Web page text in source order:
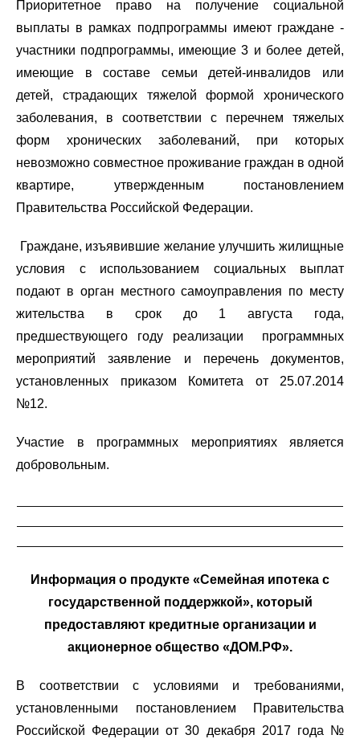
Приоритетное право на получение социальной
выплаты в рамках подпрограммы имеют граждане -
участники подпрограммы, имеющие 3 и более детей,
имеющие в составе семьи детей-инвалидов или
детей, страдающих тяжелой формой хронического
заболевания, в соответствии с перечнем тяжелых
форм хронических заболеваний, при которых
невозможно совместное проживание граждан в одной
квартире, утвержденным постановлением
Правительства Российской Федерации.
Граждане, изъявившие желание улучшить жилищные
условия с использованием социальных выплат
подают в орган местного самоуправления по месту
жительства в срок до 1 августа года,
предшествующего году реализации программных
мероприятий заявление и перечень документов,
установленных приказом Комитета от 25.07.2014
№12.
Участие в программных мероприятиях является
добровольным.
Информация о продукте «Семейная ипотека с
государственной поддержкой», который
предоставляют кредитные организации и
акционерное общество «ДОМ.РФ».
В соответствии с условиями и требованиями,
установленными постановлением Правительства
Российской Федерации от 30 декабря 2017 года №